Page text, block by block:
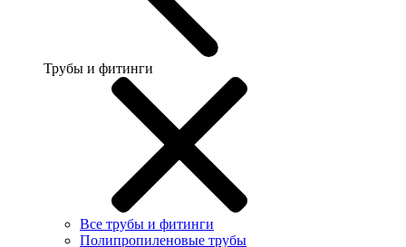
Трубы и фитинги
Все трубы и фитинги
Полипропиленовые трубы